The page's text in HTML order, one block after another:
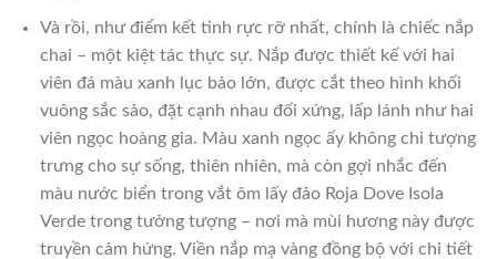
Và rồi, như điểm kết tinh rực rỡ nhất, chính là chiếc nắp
chai – một kiệt tác thực sự. Nắp được thiết kế với hai
viên đá màu xanh lục bảo lớn, được cắt theo hình khối
vuông sắc sảo, đặt cạnh nhau đối xứng, lấp lánh như hai
viên ngọc hoàng gia. Màu xanh ngọc ấy không chỉ tượng
trưng cho sự sống, thiên nhiên, mà còn gợi nhắc đến
màu nước biển trong vắt ôm lấy đảo Roja Dove Isola
Verde trong tưởng tượng – nơi mà mùi hương này được
truyền cảm hứng. Viền nắp mạ vàng đồng bộ với chi tiết